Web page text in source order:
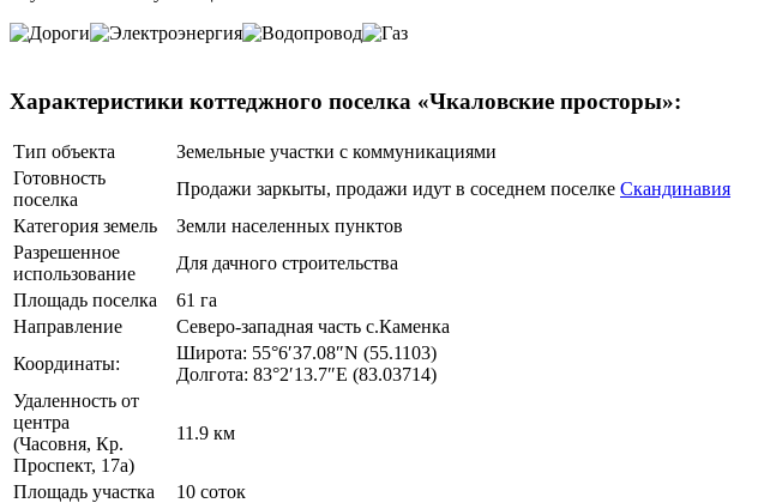
Характеристики коттеджного поселка «Чкаловские просторы»:
Тип объекта
Земельные участки с коммуникациями
Готовность
поселка
Продажи заркыты, продажи идут в соседнем поселке Скандинавия
Категория земель
Земли населенных пунктов
Разрешенное
использование
Для дачного строительства
Площадь поселка
61 га
Направление
Северо-западная часть с.Каменка
Координаты:
Широта: 55°6′37.08″N (55.1103)
Долгота: 83°2′13.7″E (83.03714)
Удаленность от
центра
(Часовня, Кр.
Проспект, 17а)
11.9 км
Площадь участка
10 соток